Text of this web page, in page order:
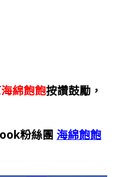
海綿飽飽按讚鼓勵，
粉絲團 海綿飽飽